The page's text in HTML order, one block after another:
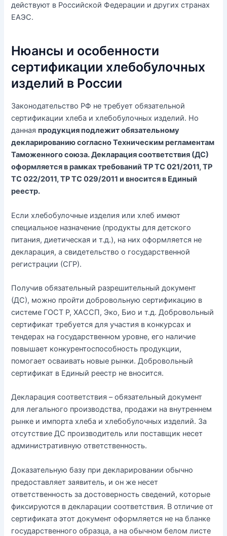
действуют в Российской Федерации и других странах
ЕАЭС.
Нюансы и особенности
сертификации хлебобулочных
изделий в России
Законодательство РФ не требует обязательной
сертификации хлеба и хлебобулочных изделий. Но
даннаяпродукция подлежит обязательному
декларированию согласно Техническим регламентам
Таможенного союза. Декларация соответствия (ДС)
оформляется в рамках требований ТР ТС 021/2011, ТР
ТС 022/2011, ТР ТС 029/2011 и вносится в Единый
реестр.
Если хлебобулочные изделия или хлеб имеют
специальное назначение (продукты для детского
питания, диетическая и т.д.), на них оформляется не
декларация, а свидетельство о государственной
регистрации (СГР).
Получив обязательный разрешительный документ
(ДС), можно пройти добровольную сертификацию в
системе ГОСТ Р, ХАССП, Эко, Био и т.д. Добровольный
сертификат требуется для участия в конкурсах и
тендерах на государственном уровне, его наличие
повышает конкурентоспособность продукции,
помогает осваивать новые рынки. Добровольный
сертификат в Единый реестр не вносится.
Декларация соответствия – обязательный документ
для легального производства, продажи на внутреннем
рынке и импорта хлеба и хлебобулочных изделий. За
отсутствие ДС производитель или поставщик несет
административную ответственность.
Доказательную базу при декларировании обычно
предоставляет заявитель, и он же несет
ответственность за достоверность сведений, которые
фиксируются в декларации соответствия. В отличие от
сертификата этот документ оформляется не на бланке
государственного образца, а на обычном белом листе